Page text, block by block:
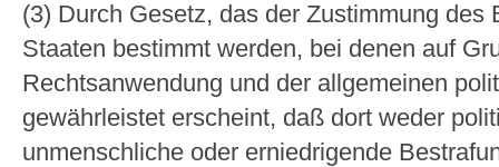
(3) Durch Gesetz, das der Zustimmung des
Staaten bestimmt werden, bei denen auf
Rechtsanwendung und der allgemeinen
gewährleistet erscheint, daß dort weder
unmenschliche oder erniedrigende